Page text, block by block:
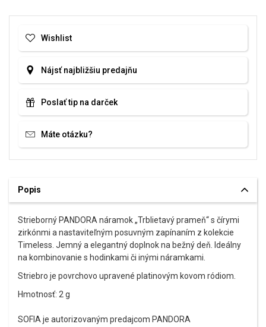
Wishlist
Nájsť najbližšiu predajňu
Poslať tip na darček
Máte otázku?
Popis
Strieborný PANDORA náramok „Trblietavý prameň“ s čírymi
zirkónmi a nastaviteľným posuvným zapínaním z kolekcie
Timeless. Jemný a elegantný doplnok na bežný deň. Ideálny
na kombinovanie s hodinkami či inými náramkami.
Striebro je povrchovo upravené platinovým kovom ródiom.
Hmotnosť: 2 g
SOFIA je autorizovaným predajcom PANDORA